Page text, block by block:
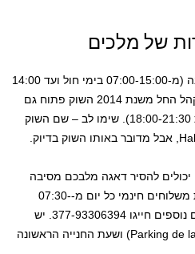
של מלכים
השוק פתוח כל יום במשך כל השנה (מ-07:00-15:00 בימי חול ועד 14:00
בימי ראשון) ובהתאם לדרישת הקהל החל משנת 2014 השוק פתוח גם
בערב (בימים שלישי-שבת בשעות 18:00-21:30). שימו לב – שם השוק
להסיר דאגה מלבכם מסיבה
אחת – בשוק ניתן להינות משירות משלוחים חינמי כל יום מ-07:30-
14:30 (מלבד יום ראשון). לפרטים נוספים חייגו 377-93306394. יש
באזור השוק חנייה (Parking de la Condamine) ושעת החנייה הראשונה